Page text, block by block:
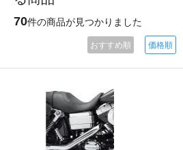
70件の商品が見つかりました
おすすめ順 価格順